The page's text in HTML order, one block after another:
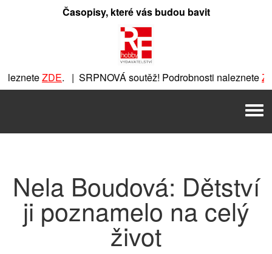
Časopisy, které vás budou bavit
ZDE. | SRPNOVÁ soutěž! Podrobnosti nalezneteZDE. |
. | SRPNOVÁ
Nela Boudová: Dětství
ji poznamelo na celý
život